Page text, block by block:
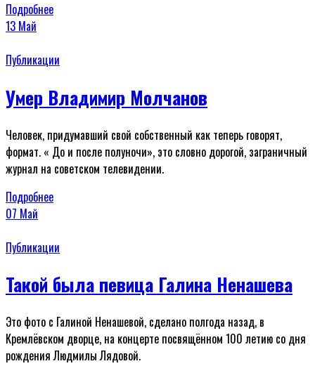
Подробнее
13 Май
Публикации
Умер Владимир Молчанов
Человек, придумавший свой собственный как теперь говорят,
формат. « До и после полуночи», это словно дорогой, заграничный
журнал на советском телевидении.
Подробнее
07 Май
Публикации
Такой была певица Галина Ненашева
Это фото с Галиной Ненашевой, сделано полгода назад, в
Кремлёвском дворце, на концерте посвящённом 100 летию со дня
рождения Людмилы Лядовой.